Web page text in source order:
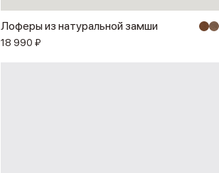
Лоферы из натуральной замши
18 990 ₽